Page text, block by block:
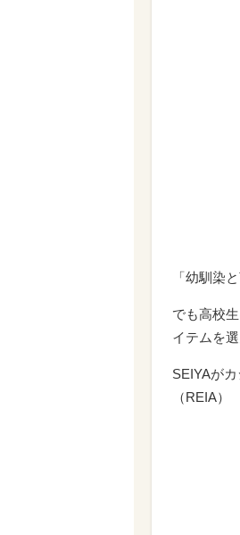
「幼馴染
でも高校
イテムを
SEIYAが
（REIA）